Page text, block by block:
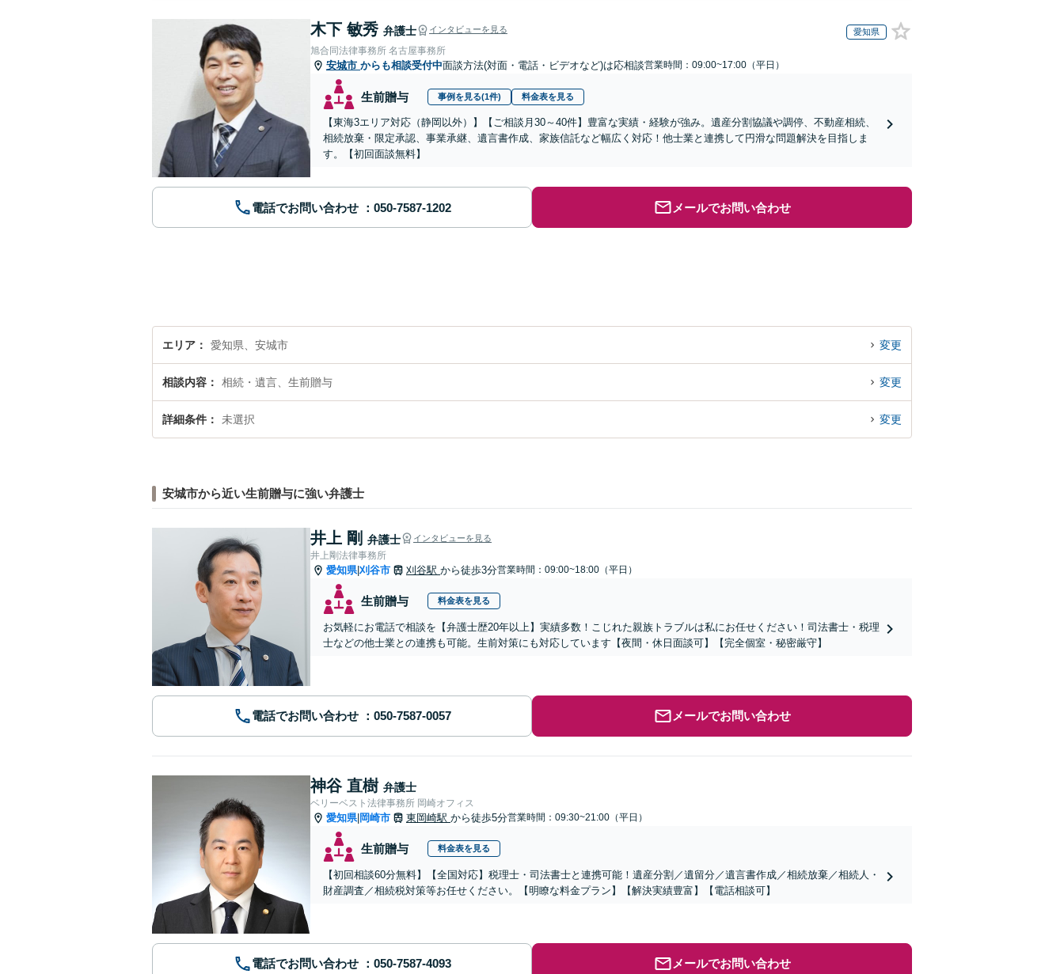
木下 敏秀 弁護士 インタビューを見る 愛知県
旭合同法律事務所 名古屋事務所
安城市 からも相談受付中面談方法(対面・電話・ビデオなど)は応相談営業時間：09:00~17:00（平日）
生前贈与 事例を見る(1件) 料金表を見る
【東海3エリア対応（静岡以外）】【ご相談月30～40件】豊富な実績・経験が強み。遺産分割協議や調停、不動産相続、
相続放棄・限定承認、事業承継、遺言書作成、家族信託など幅広く対応！他士業と連携して円滑な問題解決を目指しま
す。【初回面談無料】
電話でお問い合わせ メールでお問い合わせ
エリア 愛知県、安城市 変更
相談内容 相続・遺言、生前贈与 変更
詳細条件 未選択 変更
安城市から近い生前贈与に強い弁護士
井上 剛 弁護士 インタビューを見る
井上剛法律事務所
愛知県|刈谷市 刈谷駅 から徒歩3分営業時間：09:00~18:00（平日）
生前贈与 料金表を見る
お気軽にお電話で相談を【弁護士歴20年以上】実績多数！こじれた親族トラブルは私にお任せください！司法書士・税理
士などの他士業との連携も可能。生前対策にも対応しています【夜間・休日面談可】【完全個室・秘密厳守】
電話でお問い合わせ メールでお問い合わせ
神谷 直樹 弁護士
ベリーベスト法律事務所 岡崎オフィス
愛知県| 岡崎市 東岡崎駅 から徒歩5分営業時間：09:30~21:00（平日）
生前贈与 料金表を見る
【初回相談60分無料】【全国対応】税理士・司法書士と連携可能！遺産分割／遺留分／遺言書作成／相続放棄／相続人・
財産調査／相続税対策等お任せください。【明瞭な料金プラン】【解決実績豊富】【電話相談可】
電話でお問い合わせ メールでお問い合わせ